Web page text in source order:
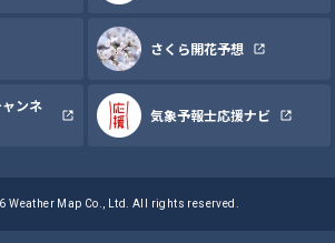
さくら開花予想
ンネ
気象予報士応援ナビ
Weather Map Co., Ltd. All rights reserved.